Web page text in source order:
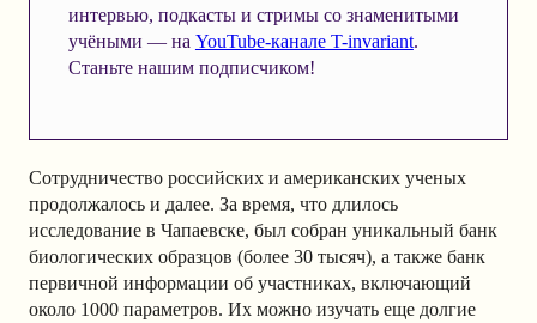
интервью, подкасты и стримы со знаменитыми
учёными — на YouTube-канале T-invariant.
Станьте нашим подписчиком!
Сотрудничество российских и американских ученых
продолжалось и далее. За время, что длилось
исследование в Чапаевске, был собран уникальный банк
биологических образцов (более 30 тысяч), а также банк
первичной информации об участниках, включающий
около 1000 параметров. Их можно изучать еще долгие